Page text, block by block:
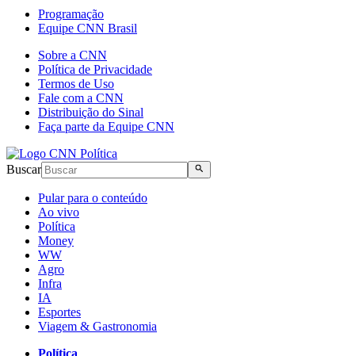
Programação
Equipe CNN Brasil
Sobre a CNN
Política de Privacidade
Termos de Uso
Fale com a CNN
Distribuição do Sinal
Faça parte da Equipe CNN
Buscar
Pular para o conteúdo
Ao vivo
Política
Money
WW
Agro
Infra
IA
Esportes
Viagem & Gastronomia
Política